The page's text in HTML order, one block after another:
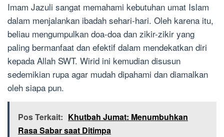
Imam Jazuli sangat memahami kebutuhan umat Islam
dalam menjalankan ibadah sehari-hari. Oleh karena itu,
beliau mengumpulkan doa-doa dan zikir-zikir yang
paling bermanfaat dan efektif dalam mendekatkan diri
kepada Allah SWT. Wirid ini kemudian disusun
sedemikian rupa agar mudah dipahami dan diamalkan
oleh siapa pun.
Pos Terkait: Khutbah Jumat: Menumbuhkan
Rasa Sabar saat Ditimpa